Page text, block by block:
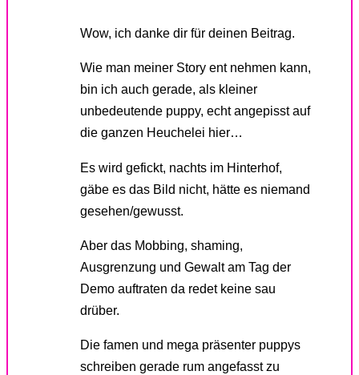
Wow, ich danke dir für deinen Beitrag.
Wie man meiner Story ent nehmen kann,
bin ich auch gerade, als kleiner
unbedeutende puppy, echt angepisst auf
die ganzen Heuchelei hier…
Es wird gefickt, nachts im Hinterhof,
gäbe es das Bild nicht, hätte es niemand
gesehen/gewusst.
Aber das Mobbing, shaming,
Ausgrenzung und Gewalt am Tag der
Demo auftraten da redet keine sau
drüber.
Die famen und mega präsenter puppys
schreiben gerade rum angefasst zu